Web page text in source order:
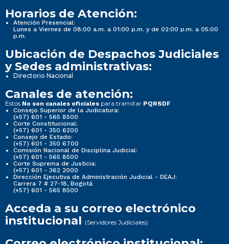
Horarios de Atención:
Atención Presencial:
Lunes a Viernes de 08:00 a.m. a 01:00 p.m. y de 02:00 p.m. a 05:00
p.m.
Ubicación de Despachos Judiciales
y Sedes administrativas:
Directorio Nacional
Canales de atención:
Estos No son canales oficiales para tramitar PQRSDF
Consejo Superior de la Judicatura:
(+57) 601 - 565 8500
Corte Constitucional:
(+57) 601 - 350 6200
Consejo de Estado:
(+57) 601 - 350 6700
Comisión Nacional de Disciplina Judicial:
(+57) 601 - 565 8500
Corte Suprema de Justicia:
(+57) 601 - 362 2000
Dirección Ejecutiva de Administración Judicial - DEAJ:
Carrera 7 # 27-18, Bogotá
(+57) 601 - 565 8500
Acceda a su correo electrónico
institucional (Servidores Judiciales)